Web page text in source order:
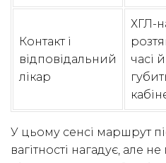
Контакт і
відповідальний
лікар
ХГЛ-
часі
У цьому сенсі маршрут
вагітності нагадує, але